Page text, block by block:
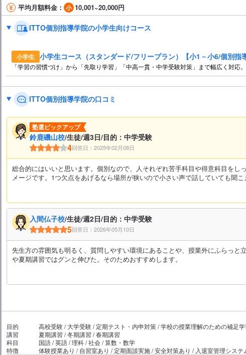
平均月額料金： 10,001~20,000円
ITTO個別指導学院の小学生向けコース
小学生 小学生コース（スタンダード/フリープラン）【小1－小6/個別指
「学習の習慣づけ」から「先取り学習」「中高一貫・中学受験対策」まで幅広く対応。
ITTO個別指導学院の口コミ
塾選ピックアップ
鈴鹿磯山校/生徒/週3日/目的：中学受験
4回答日：2025年02月08日
総合的にはいいと思います。個別なので、人それぞれ苦手科目や得意科目を
メージです。1つ欠点をあげるなら場所が狭いので小さい声で話していても聞
入間仏子校/生徒/週2日/目的：中学受験
5回答日：2026年05月10日
先生方の雰囲気も明るく、質問しやすい環境にあることや、授業外にふらっ
や夏期講習ではグンと伸びた。そのためおすすめします。
目的
高校受験 / 大学受験 / 定期テスト・内申対策 / 学校の授業理解のための補足
講習
夏期講習 / 冬期講習 / 春期講習
科目
国語 / 英語 / 理科 / 社会 / 算数・数学
特徴
体験授業あり / 自習室あり / 定期面談実施 / 安全対策あり / 入退室管理シス